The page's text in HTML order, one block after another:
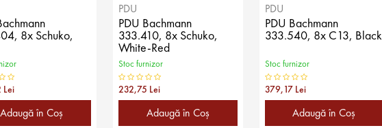
8x Schuko,
Lei
Adaugă în Coş
PDU
PDU Bachmann
333.410, 8x Schuko,
White-Red
Stoc furnizor
232,75 Lei
Adaugă în Coş
PDU
PDU Bachmann
333.540, 8x C13, Black
Stoc furnizor
379,17 Lei
Adaugă în Coş